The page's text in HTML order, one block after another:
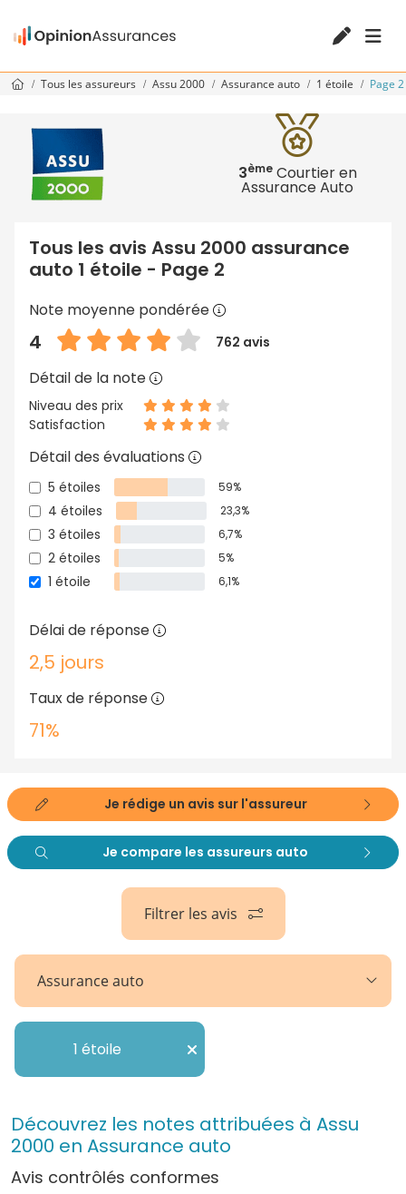
Tous les assureurs Assu 2000 Assurance auto 1 étoile Page 2
Tous les avis Assu 2000 assurance
auto 1 étoile - Page 2
Note moyenne pondérée
4 762 avis
Détail de la note
Niveau des prix
Satisfaction
Détail des évaluations
5 étoiles 59%
4 étoiles 23,3%
3 étoiles 6,7%
2 étoiles 5%
1 étoile 6,1%
Délai de réponse
2,5 jours
Taux de réponse
71%
3ème Courtier en
Assurance Auto
Je rédige un avis sur l'assureur
Je compare les assureurs auto
Filtrer les avis
Assurance auto
1 étoile
Découvrez les notes attribuées à Assu
2000 en Assurance auto
Avis contrôlés conformes